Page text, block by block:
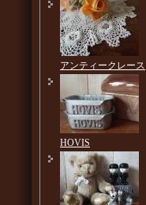
アンティークレース
HOVIS